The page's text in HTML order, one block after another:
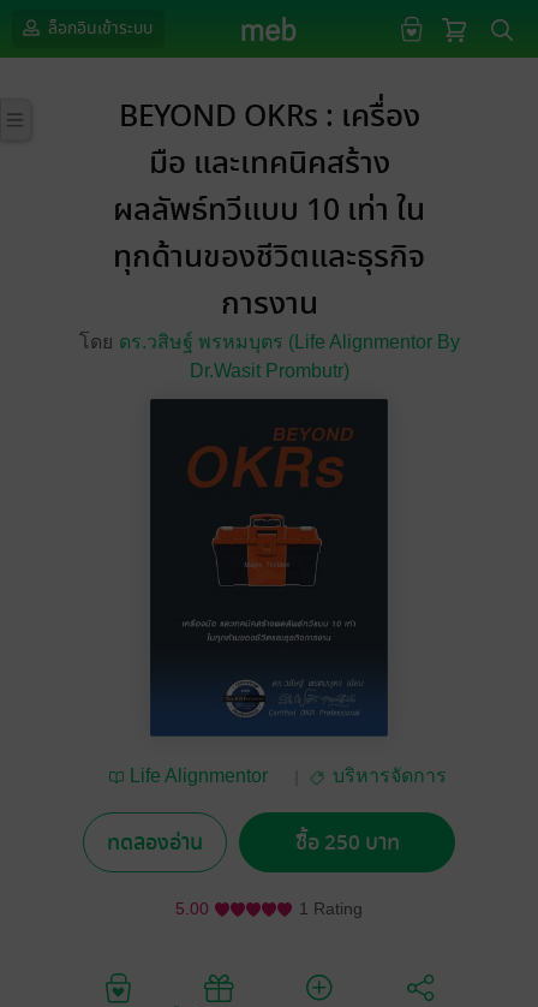
ล็อกอินเข้าระบบ
BEYOND OKRs : เครื่อง
มือ และเทคนิคสร้าง
ผลลัพธ์ทวีแบบ 10 เท่า ใน
ทุกด้านของชีวิตและธุรกิจ
การงาน
โดย ดร.วสิษฐ์ พรหมบุตร (Life Alignmentor By
Dr.Wasit Prombutr)
Life Alignmentor
บุตร
บริหารจัดการ
ทดลองอ่าน ซื้อ 250 บาท
5.00 1 Rating